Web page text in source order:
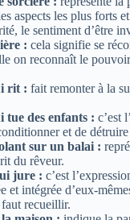
aspects les plus forts
le sentiment d’être
: cela signifie se
on reconnaît le
rit : fait remonter à la
tue des enfants : c’est
et de
sur un balai :
du rêveur.
jure : c’est
et intégrée d’eux-
recueillir.